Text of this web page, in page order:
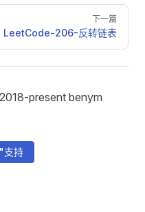
下一篇
LeetCode-206-反转链表
present benym
支持